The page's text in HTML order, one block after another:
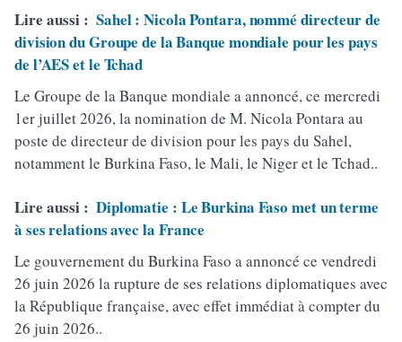
Lire aussi : Sahel : Nicola Pontara, nommé directeur de
division du Groupe de la Banque mondiale pour les pays
de l’AES et le Tchad
Le Groupe de la Banque mondiale a annoncé, ce mercredi
1er juillet 2026, la nomination de M. Nicola Pontara au
poste de directeur de division pour les pays du Sahel,
notamment le Burkina Faso, le Mali, le Niger et le Tchad..
Lire aussi : Diplomatie : Le Burkina Faso met un terme
à ses relations avec la France
Le gouvernement du Burkina Faso a annoncé ce vendredi
26 juin 2026 la rupture de ses relations diplomatiques avec
la République française, avec effet immédiat à compter du
26 juin 2026..